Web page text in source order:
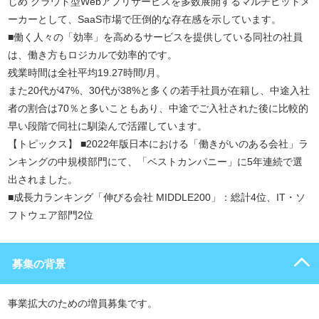
ーカーとして、SaaS市場で圧倒的な存在感を示しています。
■働く人々の「効率」を高めるサービスを提供している同社の社員
は、働き方もロジカルで効率的です。
残業時間は全社平均19.27時間/月。
また20代が47%、30代が38%と多くの若手社員が在籍し、中途入社
者の割合は70％と多いこともあり、中途でご入社された後に比較的
早い段階で同社に馴染んで活躍しています。
【トピックス】 ■2022年版日本における「働きがいのある会社」ラ
ンキングの中規模部門にて、「ベストカンパニー」に5年連続で選
出されました。
■成長力ランキング「伸びる会社 MIDDLE200」：総計4位、IT・ソ
フトウェア部門2位
募集の背景
事業拡大のための増員募集です。